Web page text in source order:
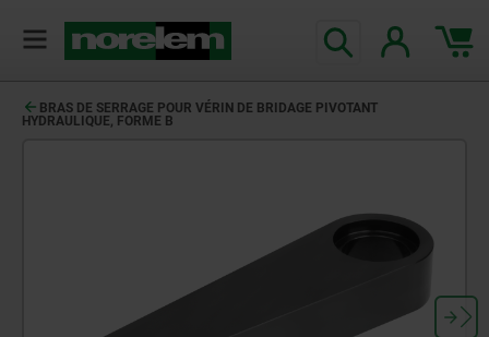
BRAS DE SERRAGE POUR VÉRIN DE BRIDAGE PIVOTANT
HYDRAULIQUE, FORME B